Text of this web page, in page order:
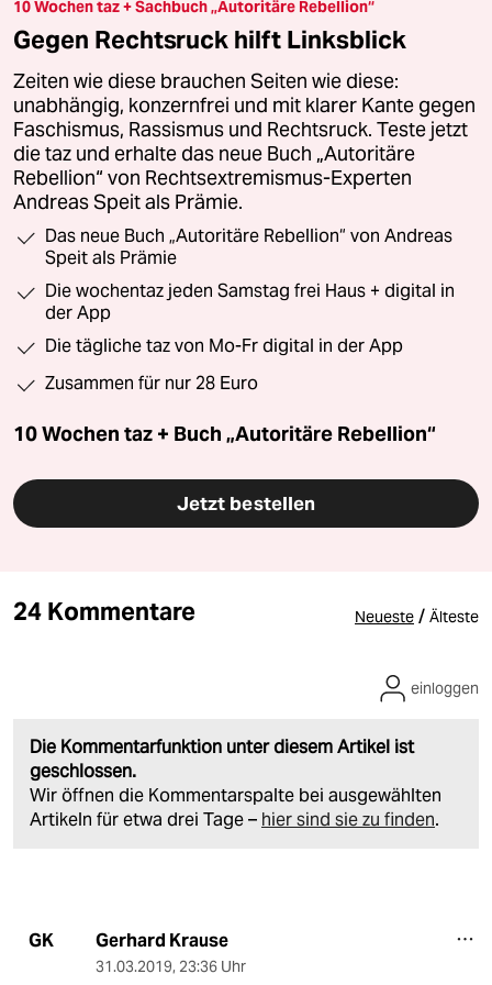
10 Wochen taz + Sachbuch „Autoritäre Rebellion“
Gegen Rechtsruck hilft Linksblick
Zeiten wie diese brauchen Seiten wie diese:
unabhängig, konzernfrei und mit klarer Kante gegen
Faschismus, Rassismus und Rechtsruck. Teste jetzt
die taz und erhalte das neue Buch „Autoritäre
Rebellion“ von Rechtsextremismus-Experten
Andreas Speit als Prämie.
Das neue Buch „Autoritäre Rebellion“ von Andreas
Speit als Prämie
Die wochentaz jeden Samstag frei Haus + digital in
der App
Die tägliche taz von Mo-Fr digital in der App
Zusammen für nur 28 Euro
10 Wochen taz + Buch „Autoritäre Rebellion“
Jetzt bestellen
24 Kommentare Neueste / Älteste
Die Kommentarfunktion unter diesem Artikel ist
geschlossen.
Wir öffnen die Kommentarspalte bei ausgewählten
Artikeln für etwa drei Tage – hier sind sie zu finden.
einloggen
GK Gerhard Krause
31.03.2019, 23:36 Uhr